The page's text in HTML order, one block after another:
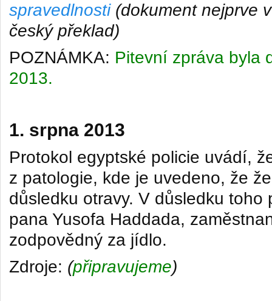
spravedlnosti(dokument nejprve
český překlad)
POZNÁMKA: Pitevní zpráva byla
2013.
1. srpna 2013
Protokol egyptské policie uvádí,
z patologie, kde je uvedeno, že
důsledku otravy. V důsledku toho
pana Yusofa Haddada,
zodpovědný za jídlo.
Zdroje: (připravujeme)